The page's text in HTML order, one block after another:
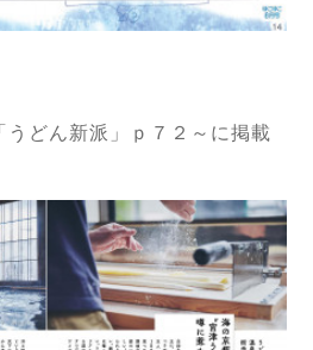
うどん新派」ｐ７２～に掲載